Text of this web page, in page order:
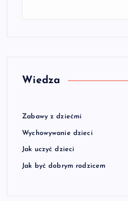
Wiedza
Zabawy z dziećmi
Wychowywanie dzieci
Jak uczyć dzieci
Jak być dobrym rodzicem